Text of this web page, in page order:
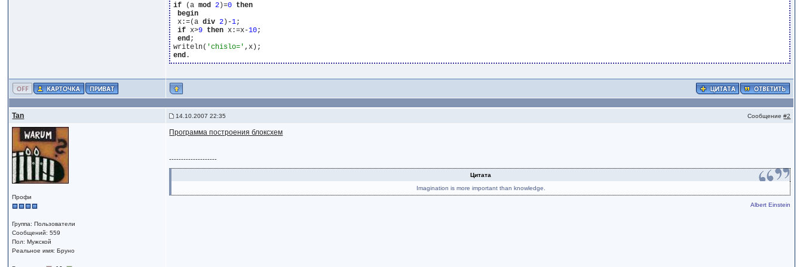
if (a mod 2 )=0 then
begin
x:=(a div 2 )-1;
if x>9 then x:=x-10;
end;
writeln( 'chislo='
end
Tan 14.10.2007 22:35 Сообщение#2
Профи
Группа: Пользователи
Сообщений: 559
Пол: Мужской
Реальное имя: Бруно
Программа построения блоксхем
--------------------
Цитата
Imagination is more important than knowledge.
Albert Einstein